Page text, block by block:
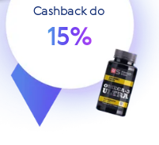
Cashback do
15%